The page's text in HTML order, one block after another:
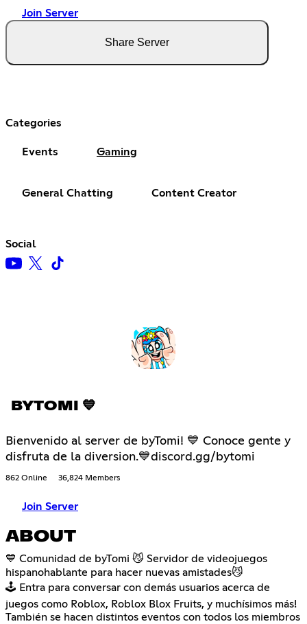
Join Server
Share Server
Categories
Events Gaming
General Chatting Content Creator
Social
BYTOMI 💙
Bienvenido al server de byTomi! 💙 Conoce gente y
disfruta de la diversion.💙discord.gg/bytomi
862 Online 36,824 Members
Join Server
ABOUT
💙 Comunidad de byTomi 😼 Servidor de videojuegos
hispanohablante para hacer nuevas amistades😼
🕹️ Entra para conversar con demás usuarios acerca de
juegos como Roblox, Roblox Blox Fruits, y muchísimos más!
También se hacen distintos eventos con todos los miembros